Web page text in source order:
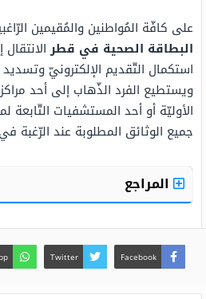
على كافّة المُواطنين والمُقيمين
البطاقة الصحية في قطر
استكمال التّقديم الإلكترونيّ وتسديد
ويستطيع الفرد الذّهاب إلى أحد
الأوليّة أو أحد المستشفيات
جميع الوثائق المطلوبة عند الرّغبة
المراجع
Facebook
Twitter